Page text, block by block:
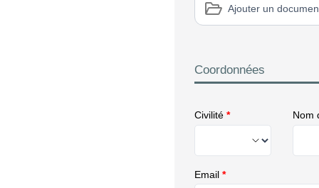
Ajouter un
Coordonnées
Civilité * Nom
Email *